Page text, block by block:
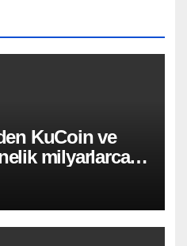
KuCoin ve
milyarlarca